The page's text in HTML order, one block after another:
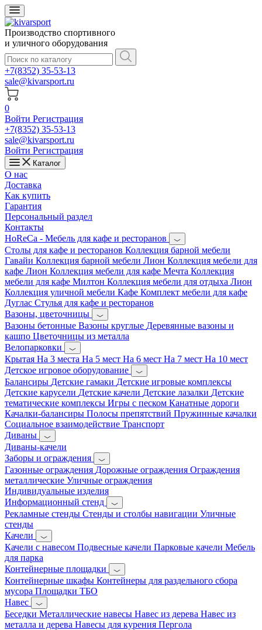
Производство спортивного
и уличного оборудования
+7(8352) 35-53-13
sale@kivarsport.ru
0
Войти Регистрация
+7(8352) 35-53-13
sale@kivarsport.ru
Войти Регистрация
Каталог
О нас
Доставка
Как купить
Гарантия
Персональный раздел
Контакты
HoReCa - Мебель для кафе и ресторанов
Cтолы для кафе и ресторанов Коллекция барной мебели
Гавайи Коллекция барной мебели Лион Коллекция мебели для
кафе Лион Коллекция мебели для кафе Мечта Коллекция
мебели для кафе Милтон Коллекция мебели для отдыха Лион
Коллекция уличной мебели Кафе Комплект мебели для кафе
Дуглас Стулья для кафе и ресторанов
Вазоны, цветочницы
Вазоны бетонные Вазоны круглые Деревянные вазоны и
кашпо Цветочницы из металла
Велопарковки
Крытая На 3 места На 5 мест На 6 мест На 7 мест На 10 мест
Детское игровое оборудование
Балансиры Детские гамаки Детские игровые комплексы
Детские карусели Детские качели Детские лазалки Детские
тематические комплексы Игры с песком Канатные дороги
Качалки-балансиры Полосы препятствий Пружинные качалки
Социальное взаимодействие Транспорт
Диваны
Диваны-качели
Заборы и ограждения
Газонные ограждения Дорожные ограждения Ограждения
металлические Уличные ограждения
Индивидуальные изделия
Информационный стенд
Рекламные стенды Стенды и столбы навигации Уличные
стенды
Качели
Качели с навесом Подвесные качели Парковые качели Мебель
для парка
Контейнерные площадки
Контейнерные шкафы Контейнеры для раздельного сбора
мусора Площадки ТБО
Навес
Беседки Металлические навесы Навес из дерева Навес из
металла и дерева Навесы для курения Пергола